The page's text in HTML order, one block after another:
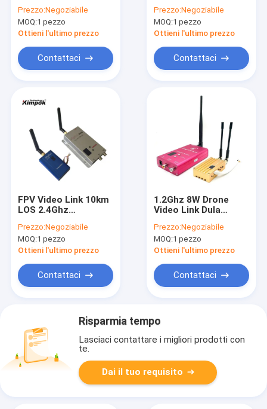
Transmitter HD
Leggero
collegamento dati
Power
Prezzo:Negoziabile
MOQ:1 pezzo
Ottieni l'ultimo prezzo
Contattaci
Trasmettitore video
wireless per radio
FPV
Prezzo:Negoziabile
MOQ:1 pezzo
Ottieni l'ultimo prezzo
Contattaci
FPV Video Link 10km
LOS 2.4Ghz
wireless
Trasmettitore e
ricevitore a lungo
1000mW
Prezzo:Negoziabile
MOQ:1 pezzo
Ottieni l'ultimo prezzo
Contattaci
1.2Ghz 8W Drone
Video Link Dula
Trasmissione video a
lungo raggio
Prezzo:Negoziabile
MOQ:1 pezzo
Ottieni l'ultimo prezzo
Contattaci
Risparmia tempo
Lasciaci contattare i migliori prodotti con
te.
Dai il tuo requisito